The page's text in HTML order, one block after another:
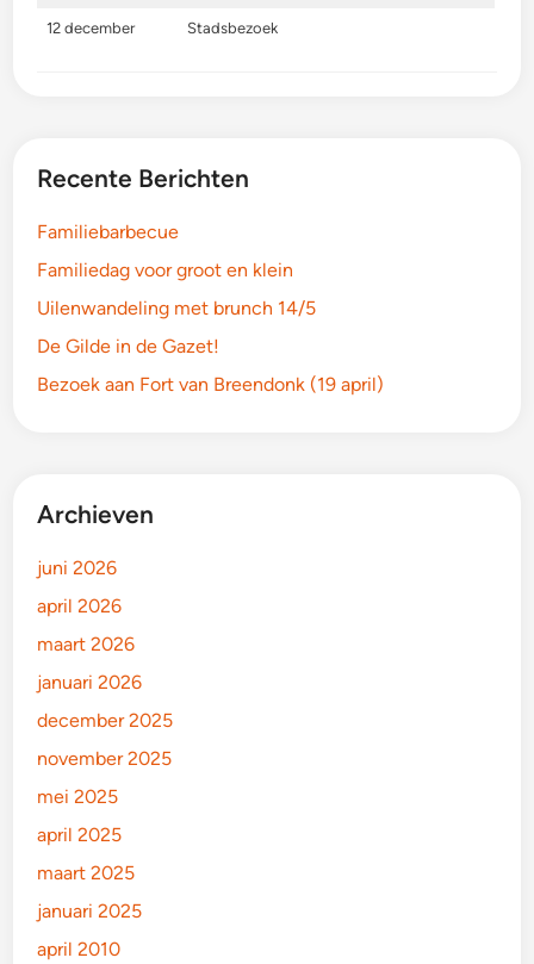
12 december Stadsbezoek
Recente Berichten
Familiebarbecue
Familiedag voor groot en klein
Uilenwandeling met brunch 14/5
De Gilde in de Gazet!
Bezoek aan Fort van Breendonk (19 april)
Archieven
juni 2026
april 2026
maart 2026
januari 2026
december 2025
november 2025
mei 2025
april 2025
maart 2025
januari 2025
april 2010